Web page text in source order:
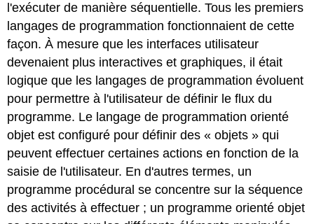
l'exécuter de manière séquentielle. Tous les premiers
langages de programmation fonctionnaient de cette
façon. À mesure que les interfaces utilisateur
devenaient plus interactives et graphiques, il était
logique que les langages de programmation évoluent
pour permettre à l'utilisateur de définir le flux du
programme. Le langage de programmation orienté
objet est configuré pour définir des « objets » qui
peuvent effectuer certaines actions en fonction de la
saisie de l'utilisateur. En d'autres termes, un
programme procédural se concentre sur la séquence
des activités à effectuer ; un programme orienté objet